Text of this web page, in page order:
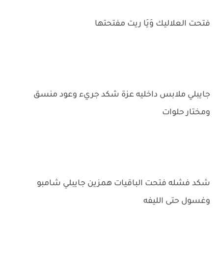
فتحت العلاليك وَيَا ريت مفتحتها
جايبلي ملابس داخليه عزة شكد جريء وعود منسق
ومختار حلوات
شكد فشله فتحت الباقيات همزين جايبلي شامبو
وغسول حتى الليفه